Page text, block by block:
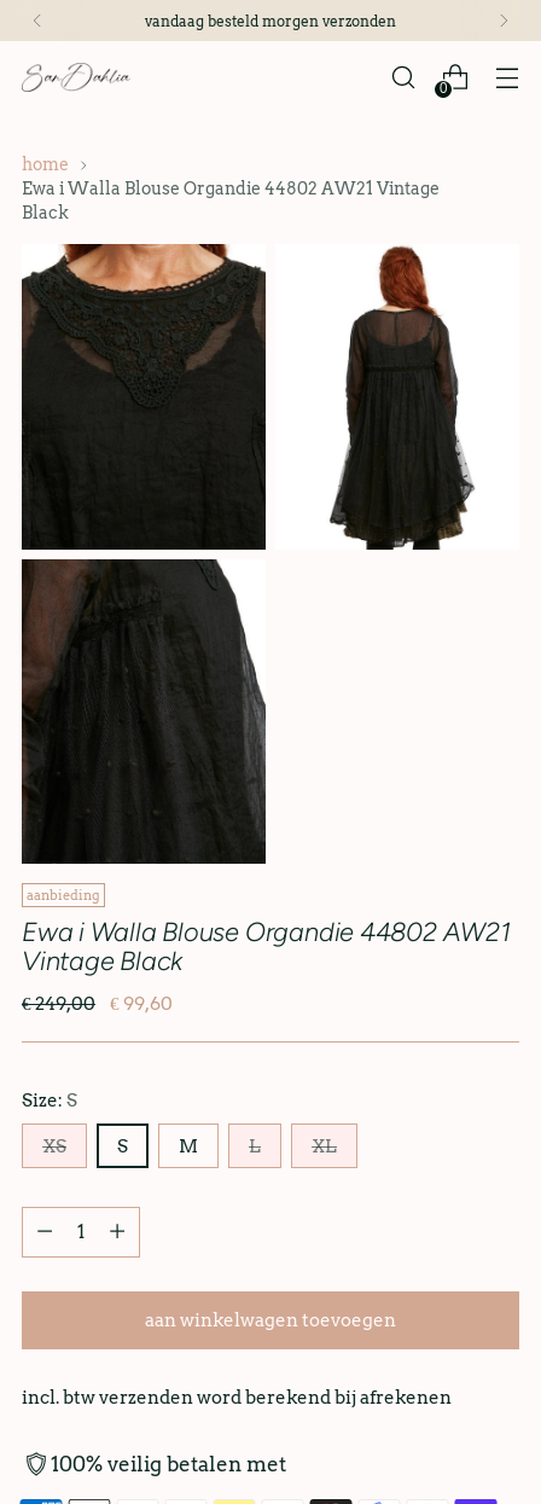
vandaag besteld morgen verzonden
0
home
Ewa i Walla Blouse Organdie 44802 AW21 Vintage
Black
aanbieding
Ewa i Walla Blouse Organdie 44802 AW21
Vintage Black
€ 249,00 € 99,60
Size: S
XS
S M L XL
aan winkelwagen toevoegen
incl. btw verzenden word berekend bij afrekenen
100% veilig betalen met